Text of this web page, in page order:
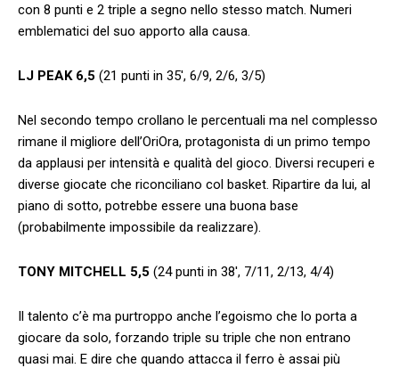
con 8 punti e 2 triple a segno nello stesso match. Numeri
emblematici del suo apporto alla causa.
LJ PEAK 6,5 (21 punti in 35′, 6/9, 2/6, 3/5)
Nel secondo tempo crollano le percentuali ma nel complesso
rimane il migliore dell’OriOra, protagonista di un primo tempo
da applausi per intensità e qualità del gioco. Diversi recuperi e
diverse giocate che riconciliano col basket. Ripartire da lui, al
piano di sotto, potrebbe essere una buona base
(probabilmente impossibile da realizzare).
TONY MITCHELL 5,5 (24 punti in 38′, 7/11, 2/13, 4/4)
Il talento c’è ma purtroppo anche l’egoismo che lo porta a
giocare da solo, forzando triple su triple che non entrano
quasi mai. E dire che quando attacca il ferro è assai più